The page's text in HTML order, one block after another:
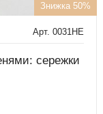
Знижка 50%
Арт. 0031HE
сережки